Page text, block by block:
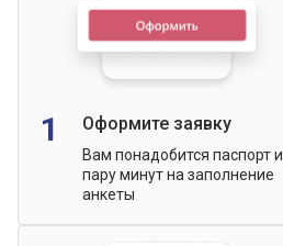
1 Оформите заявку
Вам понадобится паспорт и
пару минут на заполнение
анкеты